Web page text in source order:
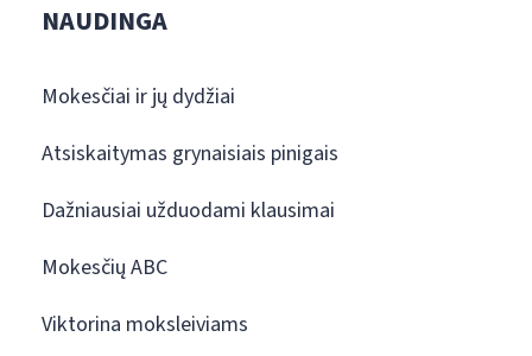
NAUDINGA
Mokesčiai ir jų dydžiai
Atsiskaitymas grynaisiais pinigais
Dažniausiai užduodami klausimai
Mokesčių ABC
Viktorina moksleiviams